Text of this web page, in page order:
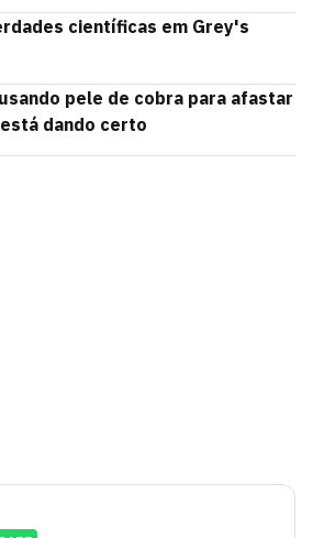
científicas em Grey's
pele de cobra para afastar
dando certo